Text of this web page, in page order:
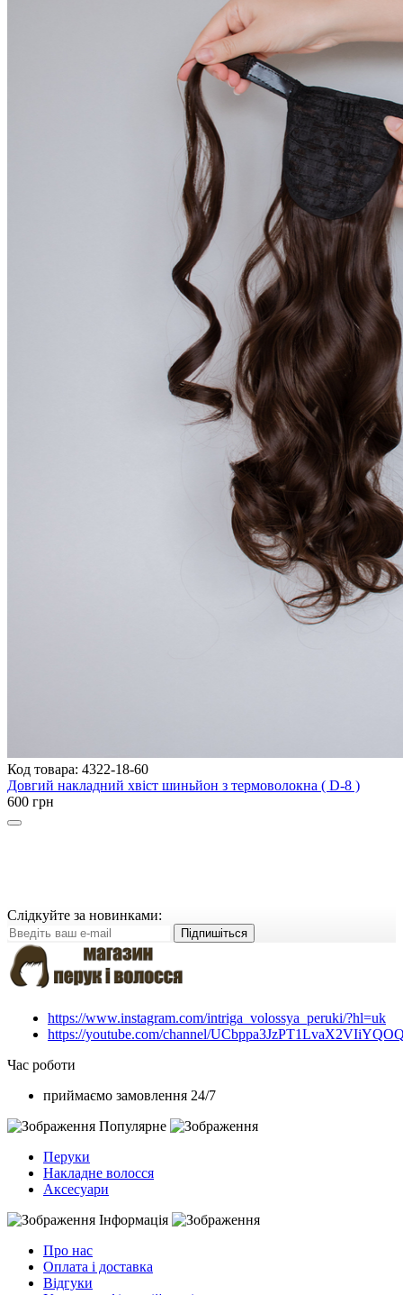
Код товара: 4322-18-60
Довгий накладний хвіст шиньйон з термоволокна ( D-8 )
600 грн
Слідкуйте за новинками:
Підпишіться
https://www.instagram.com/intriga_volossya_peruki/?hl=uk
https://youtube.com/channel/
Час роботи
приймаємо замовлення 24/7
Популярне
Перуки
Накладне волосся
Аксесуари
Інформація
Про нас
Оплата і доставка
Відгуки